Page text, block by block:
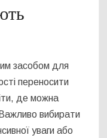
засобом для
переносити
де можна
вибирати
уваги або